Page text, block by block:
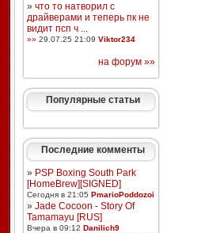
» что то натворил с
драйверами и теперь пк не
видит псп ч ...
»» 29.07.25 21:09 Viktor234
на форум »»
Популярные статьи
Последние комменты
» PSP Boxing South Park
[HomeBrew][SIGNED]
Сегодня в 21:05 PmarioPoddozoi
» Jade Cocoon - Story Of
Tamamayu [RUS]
Вчера в 09:12 Danilich9